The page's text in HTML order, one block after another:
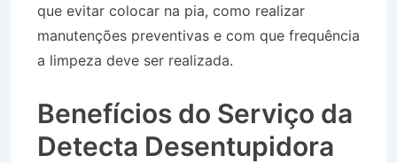
que evitar colocar na pia, como realizar
manutenções preventivas e com que frequência
a limpeza deve ser realizada.
Benefícios do Serviço da
Detecta Desentupidora